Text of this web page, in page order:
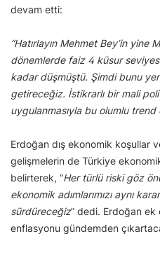
devam etti:
“Hatırlayın Mehmet Bey’in yine
dönemlerde faiz 4 küsur
kadar düşmüştü. Şimdi bunu
getireceğiz. İstikrarlı bir mali
uygulanmasıyla bu olumlu
Erdoğan dış ekonomik koşullar
gelişmelerin de Türkiye
belirterek, “Her türlü riski göz
ekonomik adımlarımızı aynı
sürdüreceğiz” dedi. Erdoğan ek
enflasyonu gündemden